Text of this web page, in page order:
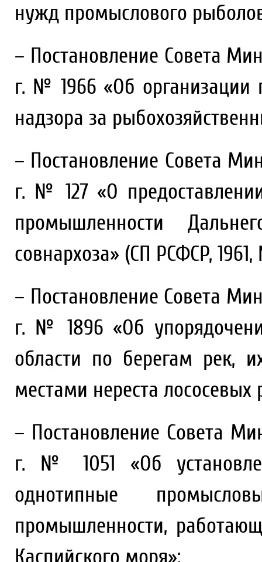
нужд промыслового
– Постановление Совета
г. № 1966 «Об организации
надзора за
– Постановление Совета
г. № 127 «О
промышленности
совнархоза» (СП РСФСР, 1961,
– Постановление Совета
г. № 1896 «Об
области по берегам рек,
местами нереста лососевых
– Постановление Совета
г. № 1051 «Об
однотипные
промышленности,